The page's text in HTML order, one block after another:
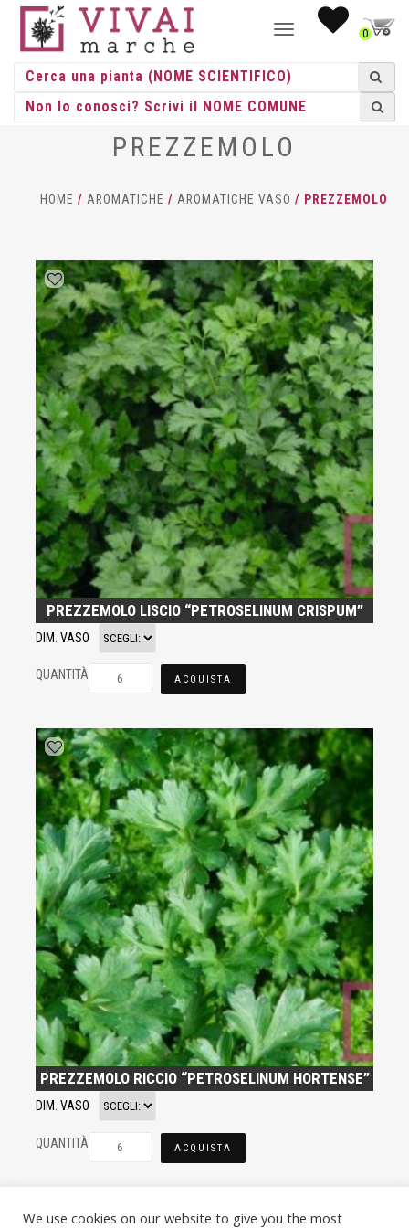
NAVIGAZIONE0
PREZZEMOLO
HOME / AROMATICHE / AROMATICHE VASO / PREZZEMOLO
PREZZEMOLO LISCIO “PETROSELINUM CRISPUM”
DIM. VASO
QUANTITÀ ACQUISTA
PREZZEMOLO RICCIO “PETROSELINUM HORTENSE”
DIM. VASO
QUANTITÀ ACQUISTA
We use cookies on our website to give you the most